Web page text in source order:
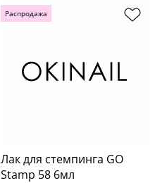
Распродажа
Лак для стемпинга GO
Stamp 58 6мл